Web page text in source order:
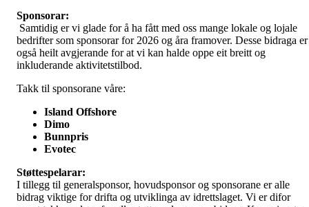
Sponsorar:
Samtidig er vi glade for å ha fått med oss mange lokale og lojale
bedrifter som sponsorar for 2026 og åra framover. Desse bidraga er
også heilt avgjerande for at vi kan halde oppe eit breitt og
inkluderande aktivitetstilbod.
Takk til sponsorane våre:
Island Offshore
Dimo
Bunnpris
Evotec
Støttespelarar:
I tillegg til generalsponsor, hovudsponsor og sponsorane er alle
bidrag viktige for drifta og utviklinga av idrettslaget. Vi er difor